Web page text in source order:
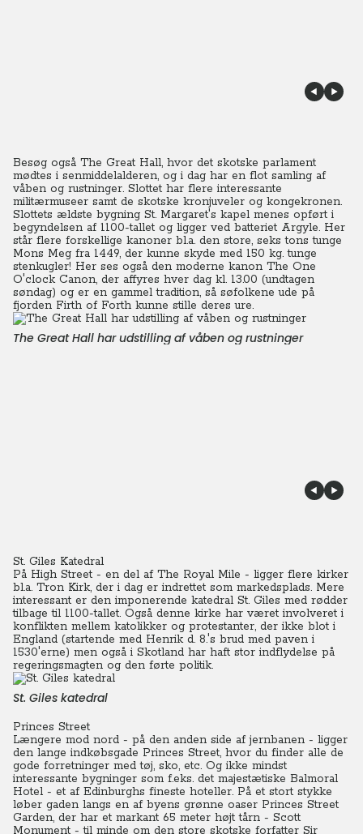
Besøg også The Great Hall, hvor det skotske parlament
mødtes i senmiddelalderen, og i dag har en flot samling af
våben og rustninger. Slottet har flere interessante
militærmuseer samt de skotske kronjuveler og kongekronen.
Slottets ældste bygning St. Margaret's kapel menes opført i
begyndelsen af 1100-tallet og ligger ved batteriet Argyle. Her
står flere forskellige kanoner bl.a. den store, seks tons tunge
Mons Meg fra 1449, der kunne skyde med 150 kg. tunge
stenkugler! Her ses også den moderne kanon The One
O'clock Canon, der affyres hver dag kl. 13.00 (undtagen
søndag) og er en gammel tradition, så søfolkene ude på
fjorden Firth of Forth kunne stille deres ure.
The Great Hall har udstilling af våben og rustninger
St. Giles Katedral
På High Street - en del af The Royal Mile - ligger flere kirker
bl.a. Tron Kirk, der i dag er indrettet som markedsplads. Mere
interessant er den imponerende katedral St. Giles med rødder
tilbage til 1100-tallet. Også denne kirke har været involveret i
konflikten mellem katolikker og protestanter, der ikke blot i
England (startende med Henrik d. 8.'s brud med paven i
1530'erne) men også i Skotland har haft stor indflydelse på
regeringsmagten og den førte politik.
St. Giles katedral
Princes Street
Længere mod nord - på den anden side af jernbanen - ligger
den lange indkøbsgade Princes Street, hvor du finder alle de
gode forretninger med tøj, sko, etc. Og ikke mindst
interessante bygninger som f.eks. det majestætiske Balmoral
Hotel - et af Edinburghs fineste hoteller. På et stort stykke
løber gaden langs en af byens grønne oaser Princes Street
Garden, der har et markant 65 meter højt tårn - Scott
Monument - til minde om den store skotske forfatter Sir